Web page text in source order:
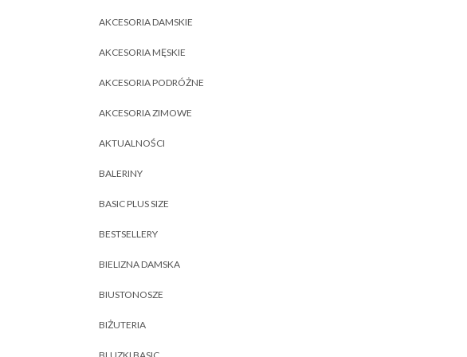
AKCESORIA DAMSKIE
AKCESORIA MĘSKIE
AKCESORIA PODRÓŻNE
AKCESORIA ZIMOWE
AKTUALNOŚCI
BALERINY
BASIC PLUS SIZE
BESTSELLERY
BIELIZNA DAMSKA
BIUSTONOSZE
BIŻUTERIA